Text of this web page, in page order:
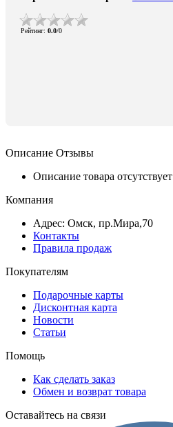
Рейтинг: 0.0/0
Описание Отзывы
Описание товара отсутствует
Компания
Адрес: Омск, пр.Мира,70
Контакты
Правила продаж
Покупателям
Подарочные карты
Дисконтная карта
Новости
Статьи
Помощь
Как сделать заказ
Обмен и возврат товара
Оставайтесь на связи